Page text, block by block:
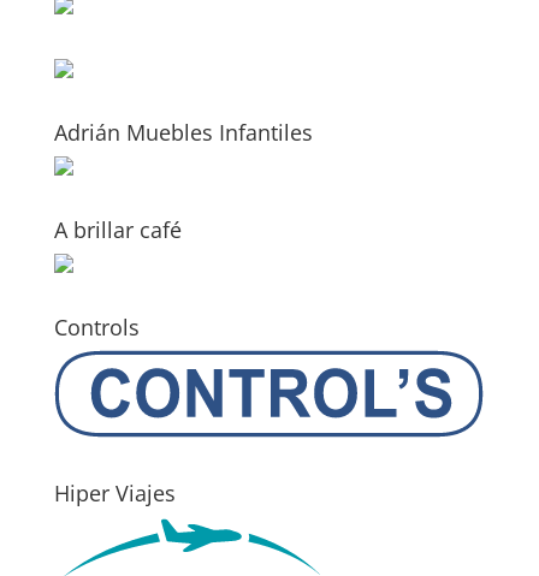
Adrián Muebles Infantiles
A brillar café
Controls
Hiper Viajes